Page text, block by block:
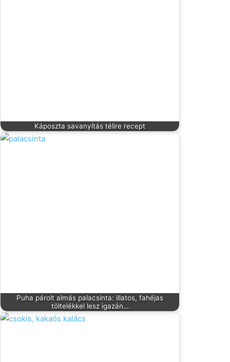
Káposzta savanyítás télire recept
Puha párolt almás palacsinta: illatos, fahéjas
töltelékkel lesz igazán…